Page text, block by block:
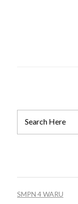
SMPN 4 WARU